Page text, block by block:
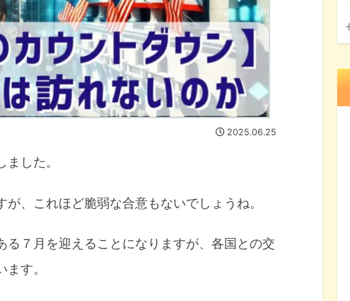
2025.06.25
した。
、これほど脆弱な合意もないでしょうね。
７月を迎えることになりますが、各国との交
す。